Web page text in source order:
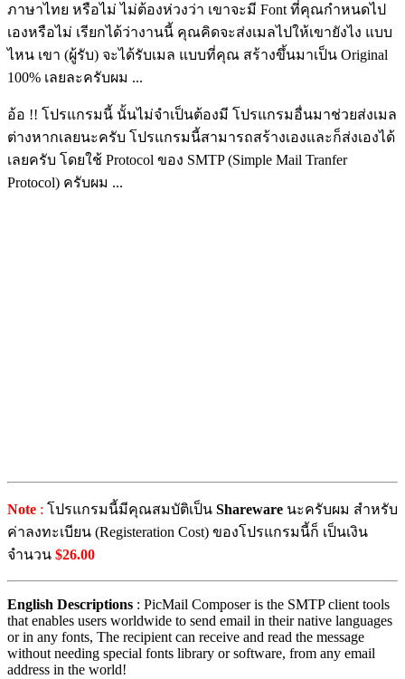
ภาษาไทย หรือไม่ ไม่ต้องห่วงว่า เขาจะมี Font ที่คุณกำหนดไป
เองหรือไม่ เรียกได้ว่างานนี้ คุณคิดจะส่งเมลไปให้เขายังไง แบบ
ไหน เขา (ผู้รับ) จะได้รับเมล แบบที่คุณ สร้างขึ้นมาเป็น Original
100% เลยละครับผม ...
อ้อ !! โปรแกรมนี้ นั้นไม่จำเป็นต้องมี โปรแกรมอื่นมาช่วยส่งเมล
ต่างหากเลยนะครับ โปรแกรมนี้สามารถสร้างเองและก็ส่งเองได้
เลยครับ โดยใช้ Protocol ของ SMTP (Simple Mail Tranfer
Protocol) ครับผม ...
Note : โปรแกรมนี้มีคุณสมบัติเป็น Shareware นะครับผม สำหรับ
ค่าลงทะเบียน (Registeration Cost) ของโปรแกรมนี้ก็ เป็นเงิน
จำนวน $26.00
English Descriptions : PicMail Composer is the SMTP client tools
that enables users worldwide to send email in their native languages
or in any fonts, The recipient can receive and read the message
without needing special fonts library or software, from any email
address in the world!